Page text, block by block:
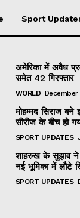
Sport
अमेरिका में अवैध
समेत 42 गिरफ्तार
WORLD December
मोहम्मद सिराज
सीरीज के बीच हो
SPORT UPDATES
शाहरुख के सुझाव ने
नई भूमिका में लौटे
SPORT UPDATES